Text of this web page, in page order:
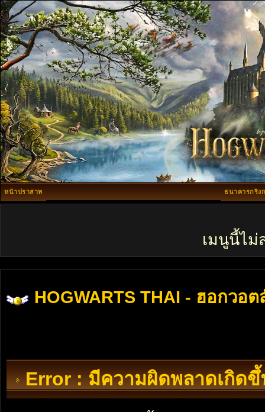
หน้าปราสาท ธนาคารกริง
เมนูนี้ไม่
HOGWARTS THAI - ฮอกวอต
Error : มีความผิดพลาดเกิดขึ้